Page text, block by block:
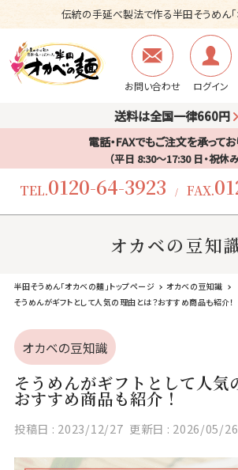
伝統の手延べ製法で作る半田そうめん「
お問い合わせ ログイン
送料は全国一律660円
電話・FAXでもご注文を承って
（平日 8:30〜17:30 日・祝休み
TEL.0120-64-3923 / FAX.
オカベの豆知
半田そうめん「オカベの麺」トップページ
オカベの豆知識
そうめんがギフトとして人気の理由とは？おすすめ商品も紹介！
オカベの豆知識
そうめんがギフトとして人気
おすすめ商品も紹介！
投稿日 : 2023/12/27 更新日 : 2026/05/26